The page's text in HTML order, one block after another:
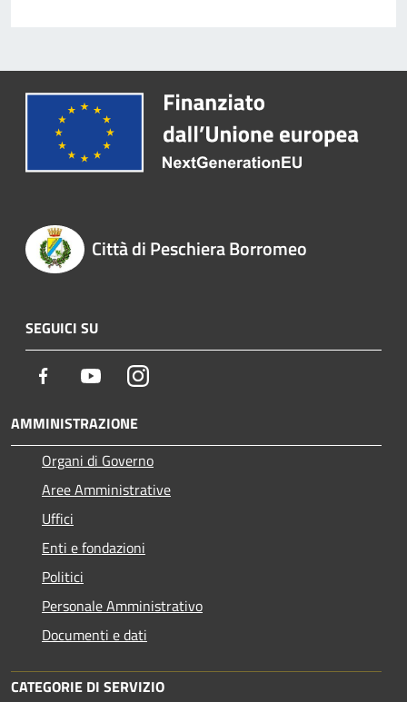
Città di Peschiera Borromeo
SEGUICI SU
Facebook YoutubeInstagram
AMMINISTRAZIONE
Organi di Governo
Aree Amministrative
Uffici
Enti e fondazioni
Politici
Personale Amministrativo
Documenti e dati
CATEGORIE DI SERVIZIO